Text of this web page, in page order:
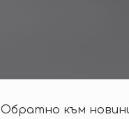
Oбратно към